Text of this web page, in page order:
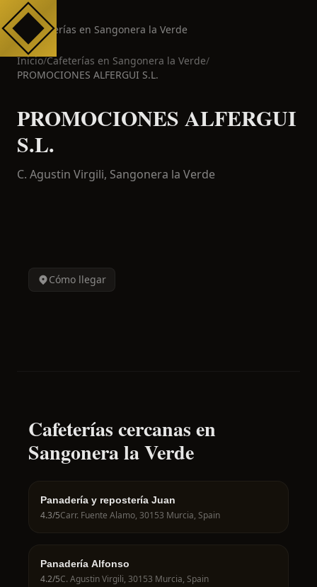
Cafeterías en Sangonera la Verde
Inicio/Cafeterías en Sangonera la Verde/
PROMOCIONES ALFERGUI S.L.
PROMOCIONES ALFERGUI
S.L.
C. Agustin Virgili, Sangonera la Verde
Cómo llegar
Cafeterías cercanas en
Sangonera la Verde
Panadería y repostería Juan
4.3/5Carr. Fuente Alamo, 30153 Murcia, Spain
Panadería Alfonso
4.2/5C. Agustin Virgili, 30153 Murcia, Spain